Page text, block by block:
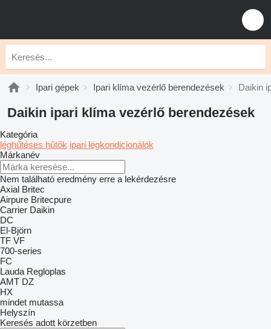
Ipari gépek Ipari klíma vezérlő berendezések Daikin
Daikin ipari klíma vezérlő berendezések
Kategória
léghűtéses hűtők ipari légkondicionálók
Márkanév
Nem található eredmény erre a lekérdezésre
Axial Britec
Airpure Britecpure
Carrier Daikin
DC
El-Björn
TF VF
700-series
FC
Lauda Regloplas
AMT DZ
HX
mindet mutassa
Helyszín
Keresés adott körzetben